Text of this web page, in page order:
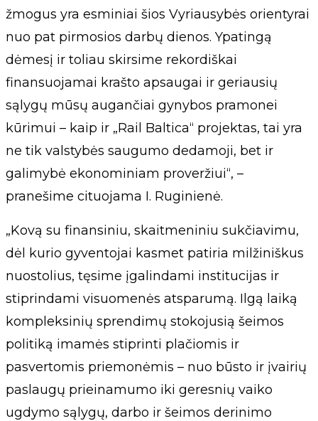
žmogus yra esminiai šios Vyriausybės orientyrai
nuo pat pirmosios darbų dienos. Ypatingą
dėmesį ir toliau skirsime rekordiškai
finansuojamai krašto apsaugai ir geriausių
sąlygų mūsų augančiai gynybos pramonei
kūrimui – kaip ir „Rail Baltica“ projektas, tai yra
ne tik valstybės saugumo dedamoji, bet ir
galimybė ekonominiam proveržiui“, –
pranešime cituojama I. Ruginienė.
„Kovą su finansiniu, skaitmeniniu sukčiavimu,
dėl kurio gyventojai kasmet patiria milžiniškus
nuostolius, tęsime įgalindami institucijas ir
stiprindami visuomenės atsparumą. Ilgą laiką
kompleksinių sprendimų stokojusią šeimos
politiką imamės stiprinti plačiomis ir
pasvertomis priemonėmis – nuo būsto ir įvairių
paslaugų prieinamumo iki geresnių vaiko
ugdymo sąlygų, darbo ir šeimos derinimo